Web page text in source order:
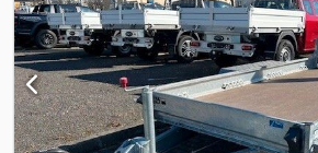
minőségi márkás abroncsok * Elöl és hátul
Minden oldalon védett biztonsági világítás
korrózióvédelem GALVALUME alumínium-
szabványnak megfelelő aláfutásgátló
mélynyomású pótkocsi, gyártó: STEMA,
össztömeg: 2 700 kg, ráfutófékes, 3,01 m x